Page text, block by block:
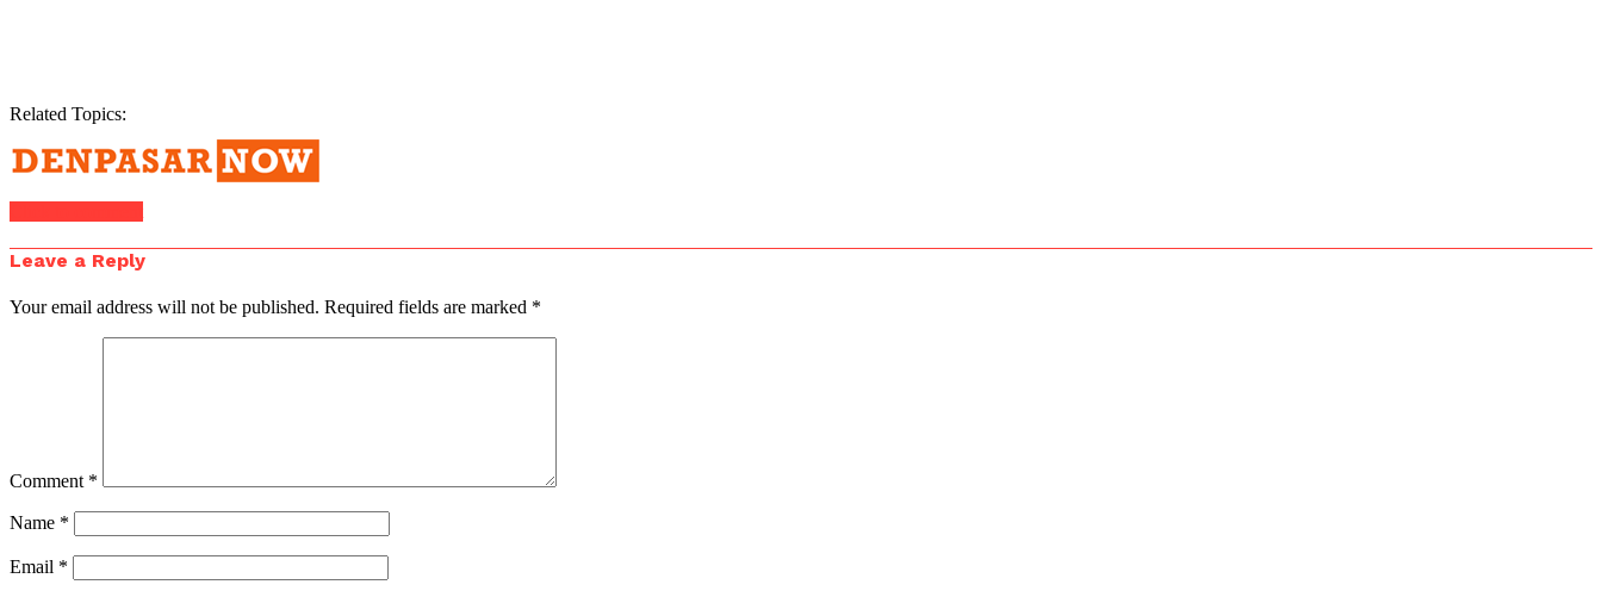
Related Topics:
Leave a Reply
Your email address will not be published. Required fields are marked *
Comment *
Name *
Email *